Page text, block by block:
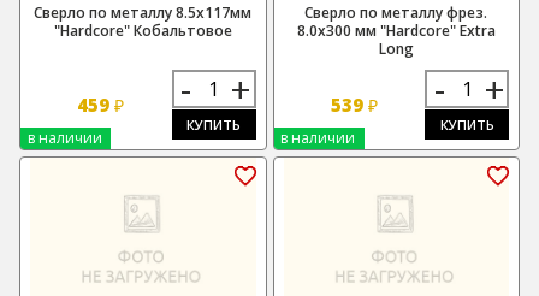
Сверло по металлу 8.5х117мм
"Hardcore" Кобальтовое
459₽ - +
КУПИТЬ
в наличии
Сверло по металлу фрез.
8.0х300 мм "Hardcore" Extra
Long
539 ₽ - +
КУПИТЬ
в наличии